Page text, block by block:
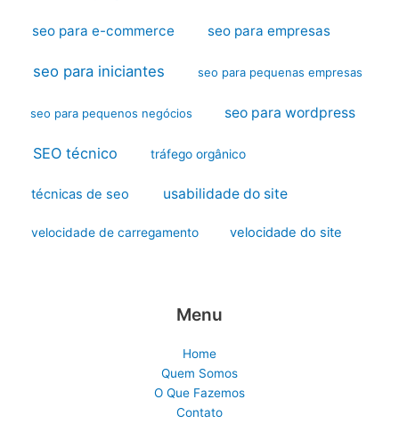
seo para e-commerce seo para empresas
seo para iniciantes seo para pequenas empresas
seo para pequenos negócios seo para wordpress
SEO técnico tráfego orgânico
técnicas de seo usabilidade do site
velocidade de carregamento velocidade do site
Menu
Home
Quem Somos
O Que Fazemos
Contato